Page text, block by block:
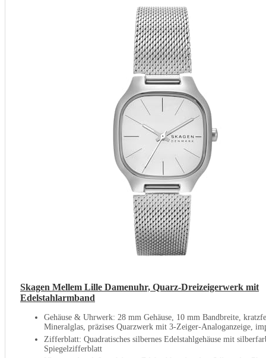
Skagen Mellem Lille Damenuhr, Quarz-Dreizeigerwerk mit
Edelstahlarmband
Gehäuse & Uhrwerk: 28 mm Gehäuse, 10 mm Bandbreite,
Mineralglas, präzises Quarzwerk mit 3-Zeiger-Analoganzeige,
Zifferblatt: Quadratisches silbernes Edelstahlgehäuse mit
Spiegelzifferblatt